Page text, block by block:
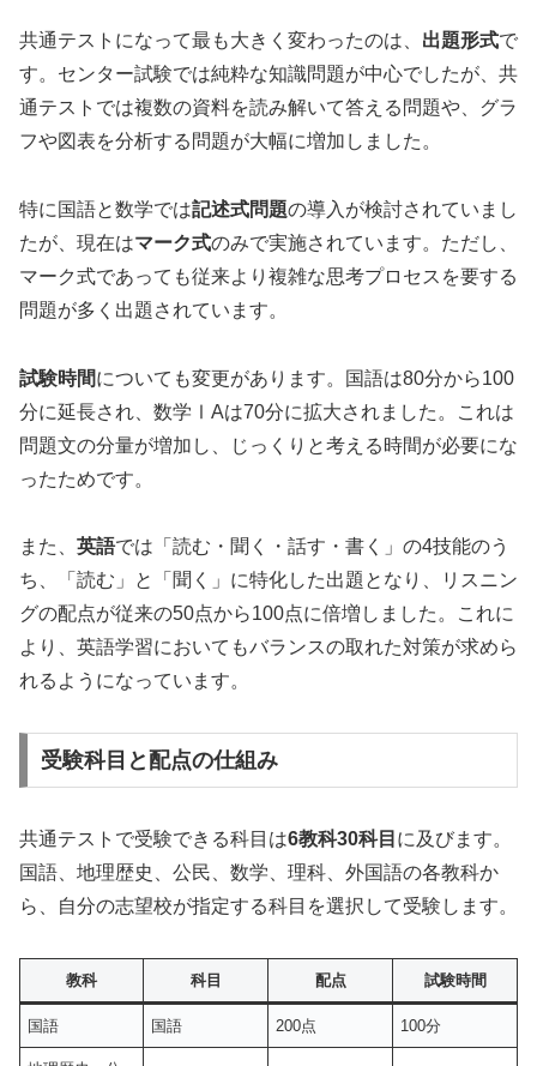
共通テストになって最も大きく変わったのは、 出題形式で
す。センター試験では純粋な知識問題が中心でしたが、共
通テストでは複数の資料を読み解いて答える問題や、グラ
フや図表を分析する問題が大幅に増加しました。
特に国語と数学では記述式問題の導入が検討されていまし
たが、現在はマーク式のみで実施されています。ただし、
マーク式であっても従来より複雑な思考プロセスを要する
問題が多く出題されています。
試験時間についても変更があります。国語は80分から100
分に延長され、数学ⅠAは70分に拡大されました。これは
問題文の分量が増加し、じっくりと考える時間が必要にな
ったためです。
また、 英語では「読む・聞く・話す・書く」の4技能のう
ち、「読む」と「聞く」に特化した出題となり、リスニン
グの配点が従来の50点から100点に倍増しました。これに
より、英語学習においてもバランスの取れた対策が求めら
れるようになっています。
受験科目と配点の仕組み
共通テストで受験できる科目は6教科30科目 に及びます。
国語、地理歴史、公民、数学、理科、外国語の各教科か
ら、自分の志望校が指定する科目を選択して受験します。
教科 科目 配点 試験時間
国語 国語 200点 100分